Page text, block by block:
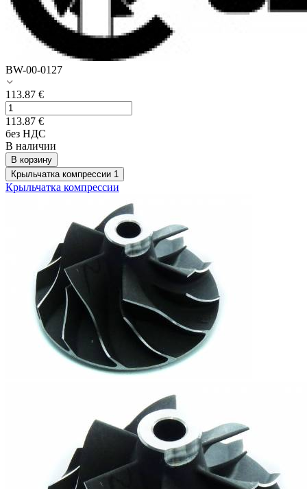
BW-00-0127
113.87 €
113.87 €
без НДС
В наличии
В корзину
Крыльчатка компрессии 1
Крыльчатка компрессии